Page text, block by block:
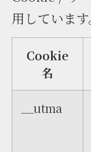
用しています
Cookie
名
__utma